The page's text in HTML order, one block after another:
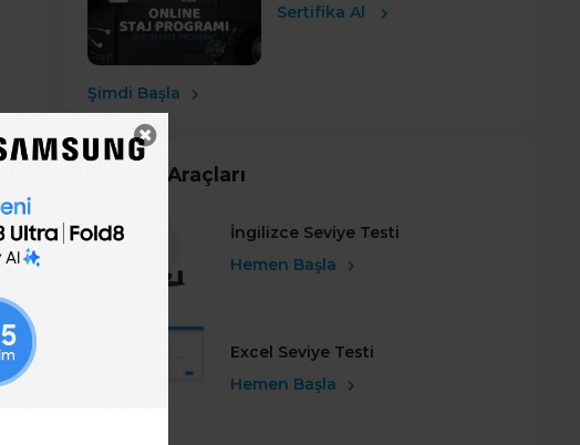
Sertifika Al
Şimdi Başla
Kariyer Araçları
İngilizce Seviye Testi
Hemen Başla
Excel Seviye Testi
Hemen Başla